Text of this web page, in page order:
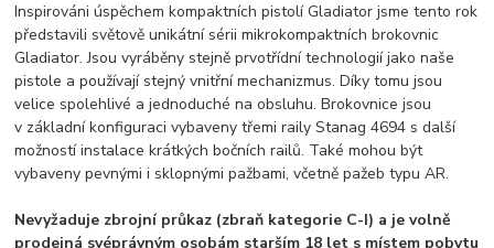
Inspirováni úspěchem kompaktních pistolí Gladiator jsme tento rok
představili světově unikátní sérii mikrokompaktních brokovnic
Gladiator. Jsou vyráběny stejně prvotřídní technologií jako naše
pistole a používají stejný vnitřní mechanizmus. Díky tomu jsou
velice spolehlivé a jednoduché na obsluhu. Brokovnice jsou
v základní konfiguraci vybaveny třemi raily Stanag 4694 s další
možností instalace krátkých bočních railů. Také mohou být
vybaveny pevnými i sklopnými pažbami, včetně pažeb typu AR.
Nevyžaduje zbrojní průkaz (zbraň kategorie C-I) a je volně
prodejná svéprávným osobám starším 18 let s místem pobytu